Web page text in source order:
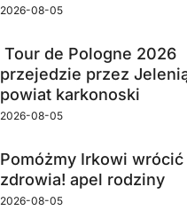
2026-08-05
Tour de Pologne 2026
przejedzie przez
powiat karkonoski
2026-08-05
Pomóżmy Irkowi wrócić
zdrowia! apel rodziny
2026-08-05